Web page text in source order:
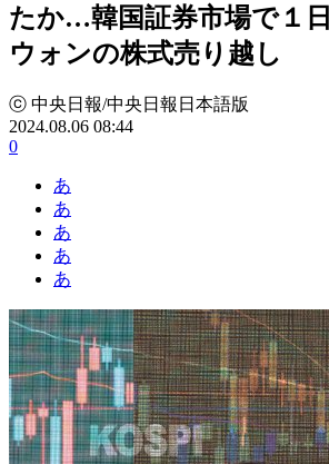
たか…韓国証券市場で１
ウォンの株式売り越し
ⓒ 中央日報/中央日報日本語版
2024.08.06 08:44
0
あ
あ
あ
あ
あ